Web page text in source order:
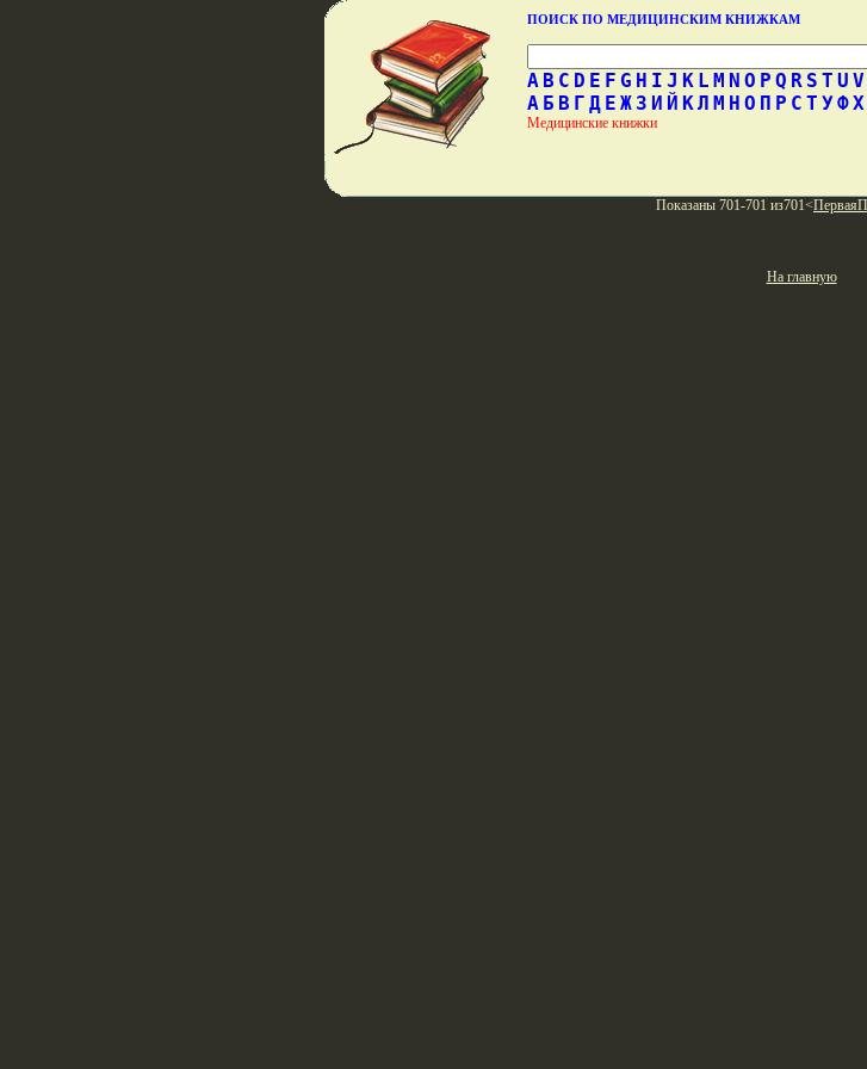
ПОИСК ПО МЕДИЦИНСКИМ КНИЖКАМ
A B C D E F G H I J K L M N O P Q R S T U V
А Б В Г Д Е Ж З И Й КЛ М Н О П Р С Т УФХ
Медицинские книжки
Показаны 701-701 из701<Первая
На главную